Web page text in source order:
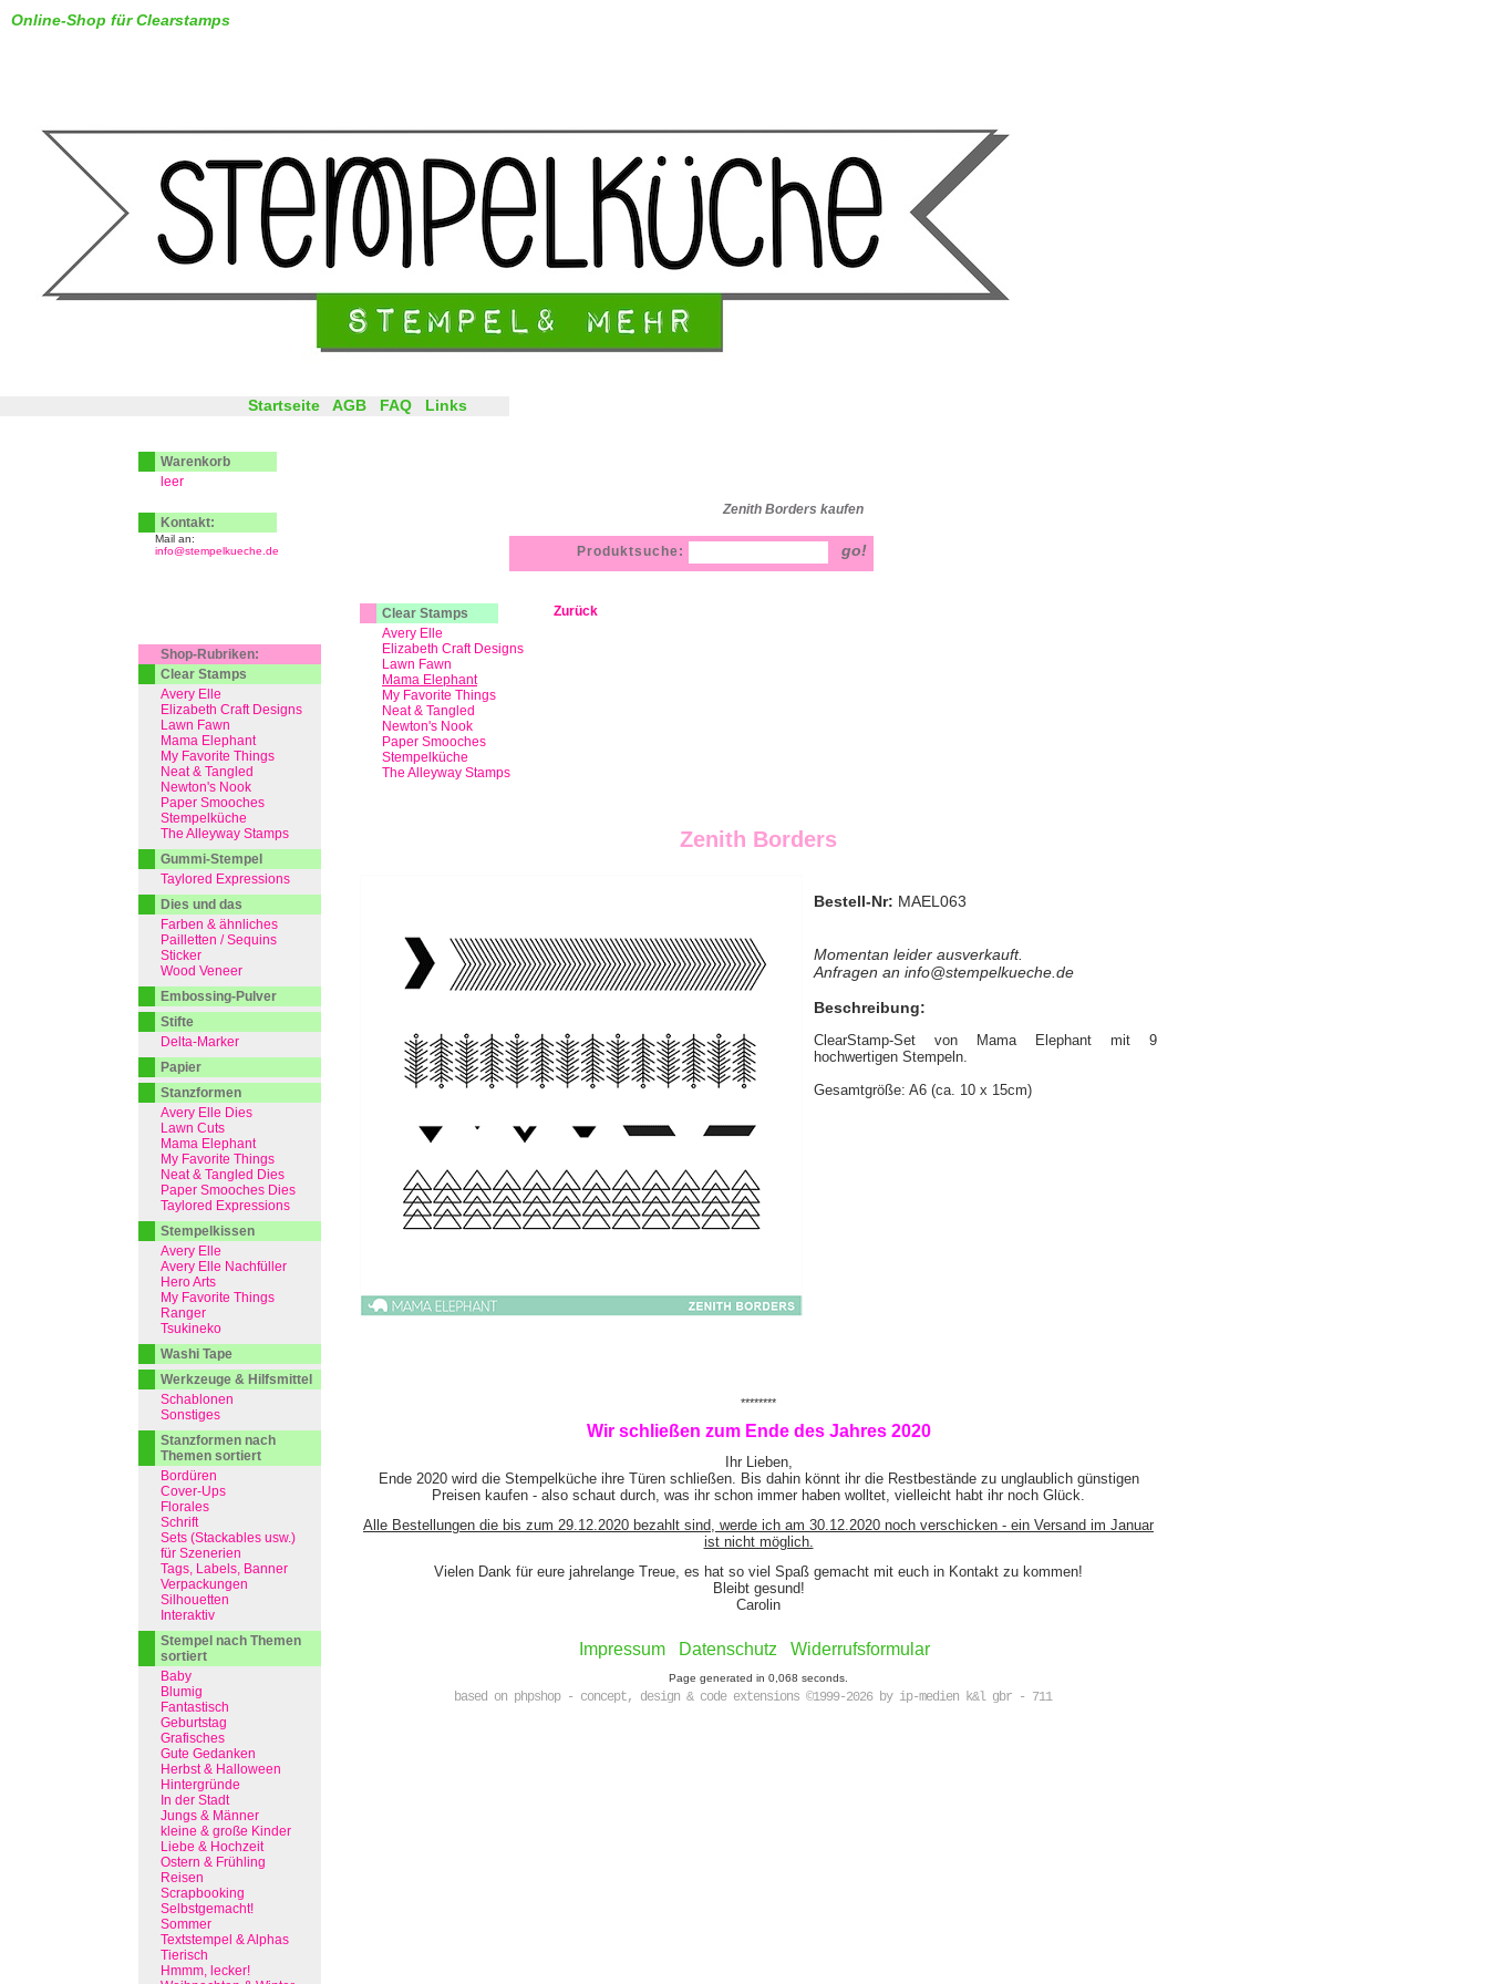
Zenith Borders kaufen
Online-Shop für Clearstamps
Clear Stamps
Avery Elle
Elizabeth Craft Designs
Lawn Fawn
Mama Elephant
My Favorite Things
Neat & Tangled
Newton's Nook
Paper Smooches
Stempelküche
The Alleyway Stamps
Zurück
Zenith Borders
Bestell-Nr: MAEL063
Momentan leider ausverkauft.
Anfragen an info@stempelkueche.de
Beschreibung:
ClearStamp-Set von Mama Elephant mit 9
hochwertigen Stempeln.
Gesamtgröße: A6 (ca. 10 x 15cm)
********
Wir schließen zum Ende des Jahres 2020
Ihr Lieben,
Ende 2020 wird die Stempelküche ihre Türen schließen. Bis dahin könnt ihr die Restbestände zu unglaublich günstigen
Preisen kaufen - also schaut durch, was ihr schon immer haben wolltet, vielleicht habt ihr noch Glück.
Alle Bestellungen die bis zum 29.12.2020 bezahlt sind, werde ich am 30.12.2020 noch verschicken - ein Versand im Januar
ist nicht möglich.
Vielen Dank für eure jahrelange Treue, es hat so viel Spaß gemacht mit euch in Kontakt zu kommen!
Bleibt gesund!
Carolin
Impressum Datenschutz Widerrufsformular
Page generated in 0,068 seconds.
based on phpshop - concept, design & code extensions ©1999-2026 by ip-medien k&l gbr - 711
Startseite AGB FAQ Links
Produktsuche:
Warenkorb
leer
Kontakt:
Mail an:
info@stempelkueche.de
Shop-Rubriken:
Clear Stamps
Avery Elle
Elizabeth Craft Designs
Lawn Fawn
Mama Elephant
My Favorite Things
Neat & Tangled
Newton's Nook
Paper Smooches
Stempelküche
The Alleyway Stamps
Gummi-Stempel
Taylored Expressions
Dies und das
Farben & ähnliches
Pailletten / Sequins
Sticker
Wood Veneer
Embossing-Pulver
Stifte
Delta-Marker
Papier
Stanzformen
Avery Elle Dies
Lawn Cuts
Mama Elephant
My Favorite Things
Neat & Tangled Dies
Paper Smooches Dies
Taylored Expressions
Stempelkissen
Avery Elle
Avery Elle Nachfüller
Hero Arts
My Favorite Things
Ranger
Tsukineko
Washi Tape
Werkzeuge & Hilfsmittel
Schablonen
Sonstiges
Stanzformen nach
Themen sortiert
Bordüren
Cover-Ups
Florales
Schrift
Sets (Stackables usw.)
für Szenerien
Tags, Labels, Banner
Verpackungen
Silhouetten
Interaktiv
Stempel nach Themen
sortiert
Baby
Blumig
Fantastisch
Geburtstag
Grafisches
Gute Gedanken
Herbst & Halloween
Hintergründe
In der Stadt
Jungs & Männer
kleine & große Kinder
Liebe & Hochzeit
Ostern & Frühling
Reisen
Scrapbooking
Selbstgemacht!
Sommer
Textstempel & Alphas
Tierisch
Hmmm, lecker!